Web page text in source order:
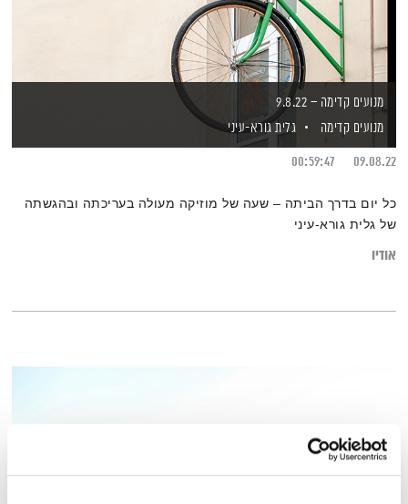
מנועים קדימה – 9.8.22
מנועים קדימה
גלית גורא-עיני
09.08.22
00:59:47
כל יום בדרך הביתה – שעה של מוזיקה מעולה בעריכתה ובהגשתה
של גלית גורא-עיני
אודיו